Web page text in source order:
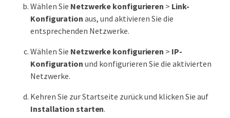
Wählen Sie Netzwerke konfigurieren > Link-
Konfiguration aus, und aktivieren Sie die
entsprechenden Netzwerke.
Wählen Sie Netzwerke konfigurieren > IP-
Konfiguration und konfigurieren Sie die aktivierten
Netzwerke.
Kehren Sie zur Startseite zurück und klicken Sie auf
Installation starten.